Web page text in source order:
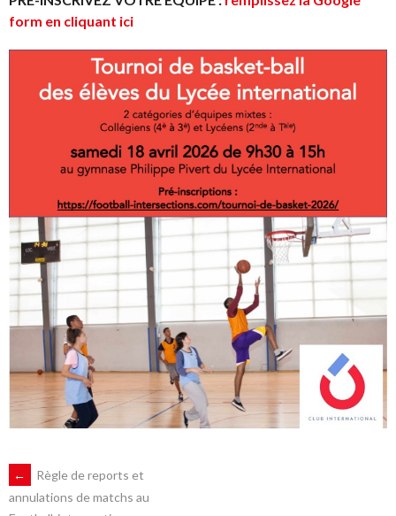
form en cliquant ici
NAVIGATION
←
Règle de reports et
annulations de matchs au